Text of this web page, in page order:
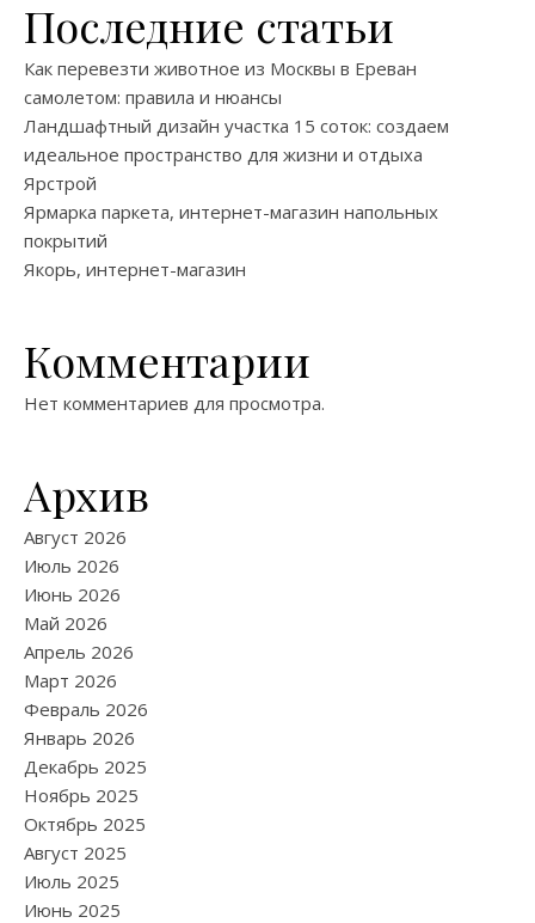
Последние статьи
Как перевезти животное из Москвы в Ереван
самолетом: правила и нюансы
Ландшафтный дизайн участка 15 соток: создаем
идеальное пространство для жизни и отдыха
Ярстрой
Ярмарка паркета, интернет-магазин напольных
покрытий
Якорь, интернет-магазин
Комментарии
Нет комментариев для просмотра.
Архив
Август 2026
Июль 2026
Июнь 2026
Май 2026
Апрель 2026
Март 2026
Февраль 2026
Январь 2026
Декабрь 2025
Ноябрь 2025
Октябрь 2025
Август 2025
Июль 2025
Июнь 2025